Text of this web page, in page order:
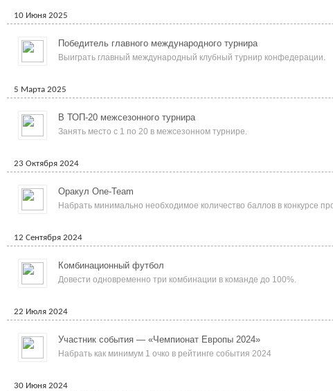
10 Июня 2025
Победитель главного международного турнира
Выиграть главный международный клубный турнир конфедерации.
5 Марта 2025
В ТОП-20 межсезонного турнира
Занять место с 1 по 20 в межсезонном турнире.
23 Октября 2024
Оракул One-Team
Набрать минимально необходимое количество баллов в конкурсе
12 Сентября 2024
Комбинационный футбол
Довести одновременно три комбинации в команде до 100%.
22 Июля 2024
Участник события — «Чемпионат Европы 2024»
Набрать как минимум 1 очко в рейтинге события 2024
30 Июня 2024